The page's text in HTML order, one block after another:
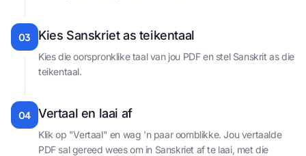
03 Kies Sanskriet as teikentaal
Kies die oorspronklike taal van jou PDF en stel Sanskrit as die
teikentaal.
04 Vertaal en laai af
Klik op "Vertaal" en wag 'n paar oomblikke. Jou vertaalde
PDF sal gereed wees om in Sanskriet af te laai, met die